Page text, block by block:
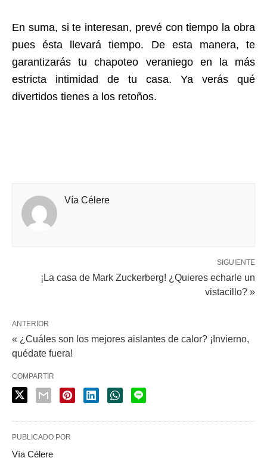
En suma, si te interesan, prevé con tiempo la obra
pues ésta llevará tiempo. De esta manera, te
garantizarás tu chapoteo veraniego en la más
estricta intimidad de tu casa. Ya verás qué
divertidos tienes a los retoños.
Vía Célere
SIGUIENTE
¡La casa de Mark Zuckerberg! ¿Quieres echarle un
vistacillo? »
ANTERIOR
« ¿Cuáles son los mejores aislantes de calor? ¡Invierno,
quédate fuera!
COMPARTIR
PUBLICADO POR
Vía Célere